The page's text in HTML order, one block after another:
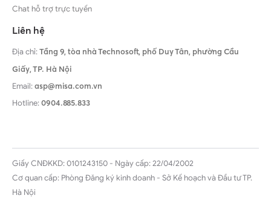
Chat hỗ trợ trực tuyến
Liên hệ
Địa chỉ:Tầng 9, tòa nhà Technosoft, phố Duy Tân, phường Cầu
Giấy,TP. Hà Nội
Email:asp@misa.com.vn
Hotline:0904.885.833
Giấy CNĐKKD: 0101243150 - Ngày cấp: 22/04/2002
Cơ quan cấp: Phòng Đăng ký kinh doanh - Sở Kế hoạch và Đầu tư TP.
Hà Nội